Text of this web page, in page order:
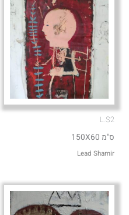
L.S2
ס"מ 150X60
Lead Shamir